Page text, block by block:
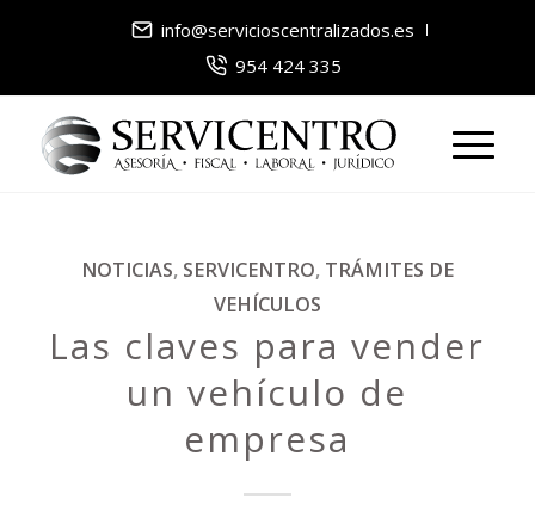
info@servicioscentralizados.es
954 424 335
NOTICIAS, SERVICENTRO, TRÁMITES DE
VEHÍCULOS
Las claves para vender
un vehículo de
empresa